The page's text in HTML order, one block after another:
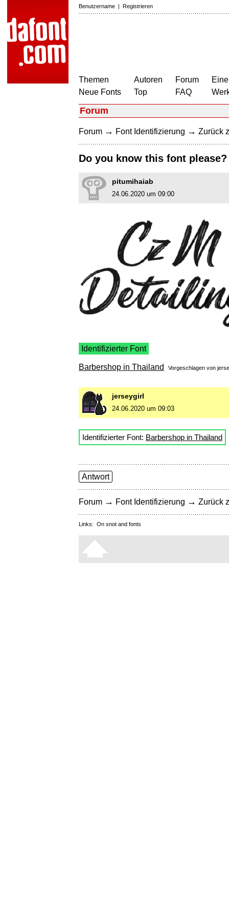
Benutzername | Registrieren
Themen
Neue Fonts
Autoren
Top
Forum
FAQ
Forum
Forum → Font Identifizierung → Zurück
Do you know this font please?
pitumihaiab
24.06.2020 um 09:00
Identifizierter Font
Barbershop in Thailand Vorgeschlagen von
jerseygirl
24.06.2020 um 09:03
Identifizierter Font: Barbershop in Thailand
Antwort
Forum → Font Identifizierung → Zurück
Links: On snot and fonts